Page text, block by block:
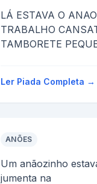
LÁ ESTAVA O
TRABALHO
TAMBORETE
Ler Piada Completa →
ANÕES
Um anãozinho
jumenta na